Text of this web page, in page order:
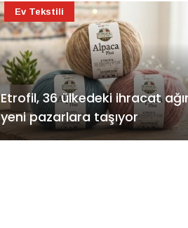
Etrofil, 36 ülkedeki ihracat
yeni pazarlara taşıyor
Ev Tekstili